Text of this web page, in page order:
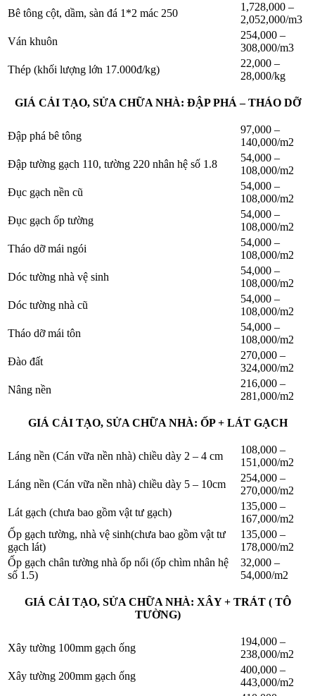
Bê tông cột, dầm, sàn đá 1*2 mác 250
1,728,000 –
2,052,000/m3
Ván khuôn
254,000 –
308,000/m3
Thép (khối lượng lớn 17.000đ/kg)
22,000 –
28,000/kg
GIÁ CẢI TẠO, SỬA CHỮA NHÀ: ĐẬP PHÁ – THÁO DỠ
Đập phá bê tông
97,000 –
140,000/m2
Đập tường gạch 110, tường 220 nhân hệ số 1.8
54,000 –
108,000/m2
Đục gạch nền cũ
54,000 –
108,000/m2
Đục gạch ốp tường
54,000 –
108,000/m2
Tháo dỡ mái ngói
54,000 –
108,000/m2
Dóc tường nhà vệ sinh
54,000 –
108,000/m2
Dóc tường nhà cũ
54,000 –
108,000/m2
Tháo dỡ mái tôn
54,000 –
108,000/m2
Đào đất
270,000 –
324,000/m2
Nâng nền
216,000 –
281,000/m2
GIÁ CẢI TẠO, SỬA CHỮA NHÀ: ỐP + LÁT GẠCH
Láng nền (Cán vữa nền nhà) chiều dày 2 – 4 cm
108,000 –
151,000/m2
Láng nền (Cán vữa nền nhà) chiều dày 5 – 10cm
254,000 –
270,000/m2
Lát gạch (chưa bao gồm vật tư gạch)
135,000 –
167,000/m2
Ốp gạch tường, nhà vệ sinh(chưa bao gồm vật tư
gạch lát)
135,000 –
178,000/m2
Ốp gạch chân tường nhà ốp nổi (ốp chìm nhân hệ
số 1.5)
32,000 –
54,000/m2
GIÁ CẢI TẠO, SỬA CHỮA NHÀ: XÂY + TRÁT ( TÔ
TƯỜNG)
Xây tường 100mm gạch ống
194,000 –
238,000/m2
Xây tường 200mm gạch ống
400,000 –
443,000/m2